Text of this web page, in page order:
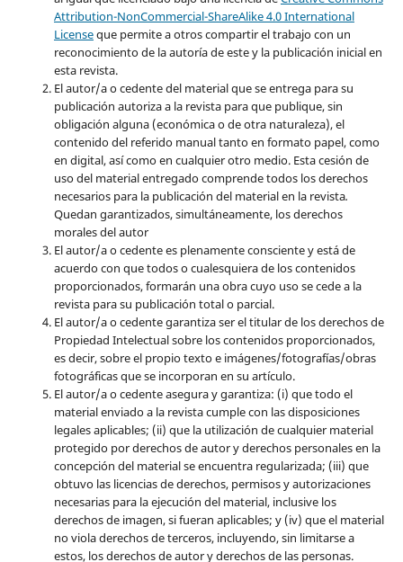
Attribution-NonCommercial-ShareAlike 4.0 International
Licenseque permite a otros compartir el trabajo con un
reconocimiento de la autoría de este y la publicación inicial en
esta revista.
El autor/a o cedente del material que se entrega para su
publicación autoriza a la revista para que publique, sin
obligación alguna (económica o de otra naturaleza), el
contenido del referido manual tanto en formato papel, como
en digital, así como en cualquier otro medio. Esta cesión de
uso del material entregado comprende todos los derechos
necesarios para la publicación del material en la revista.
Quedan garantizados, simultáneamente, los derechos
morales del autor
El autor/a o cedente es plenamente consciente y está de
acuerdo con que todos o cualesquiera de los contenidos
proporcionados, formarán una obra cuyo uso se cede a la
revista para su publicación total o parcial.
El autor/a o cedente garantiza ser el titular de los derechos de
Propiedad Intelectual sobre los contenidos proporcionados,
es decir, sobre el propio texto e imágenes/fotografías/obras
fotográficas que se incorporan en su artículo.
El autor/a o cedente asegura y garantiza: (i) que todo el
material enviado a la revista cumple con las disposiciones
legales aplicables; (ii) que la utilización de cualquier material
protegido por derechos de autor y derechos personales en la
concepción del material se encuentra regularizada; (iii) que
obtuvo las licencias de derechos, permisos y autorizaciones
necesarias para la ejecución del material, inclusive los
derechos de imagen, si fueran aplicables; y (iv) que el material
no viola derechos de terceros, incluyendo, sin limitarse a
estos, los derechos de autor y derechos de las personas.